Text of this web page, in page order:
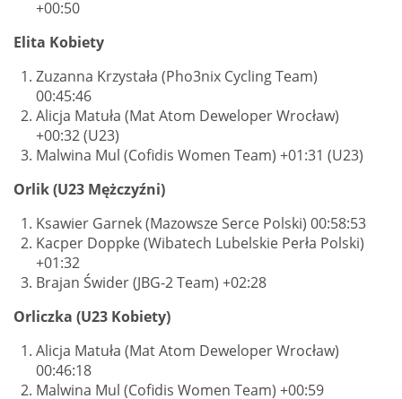
+00:50
Elita Kobiety
Zuzanna Krzystała (Pho3nix Cycling Team)
00:45:46
Alicja Matuła (Mat Atom Deweloper Wrocław)
+00:32 (U23)
Malwina Mul (Cofidis Women Team) +01:31 (U23)
Orlik (U23 Mężczyźni)
Ksawier Garnek (Mazowsze Serce Polski) 00:58:53
Kacper Doppke (Wibatech Lubelskie Perła Polski)
+01:32
Brajan Świder (JBG-2 Team) +02:28
Orliczka (U23 Kobiety)
Alicja Matuła (Mat Atom Deweloper Wrocław)
00:46:18
Malwina Mul (Cofidis Women Team) +00:59